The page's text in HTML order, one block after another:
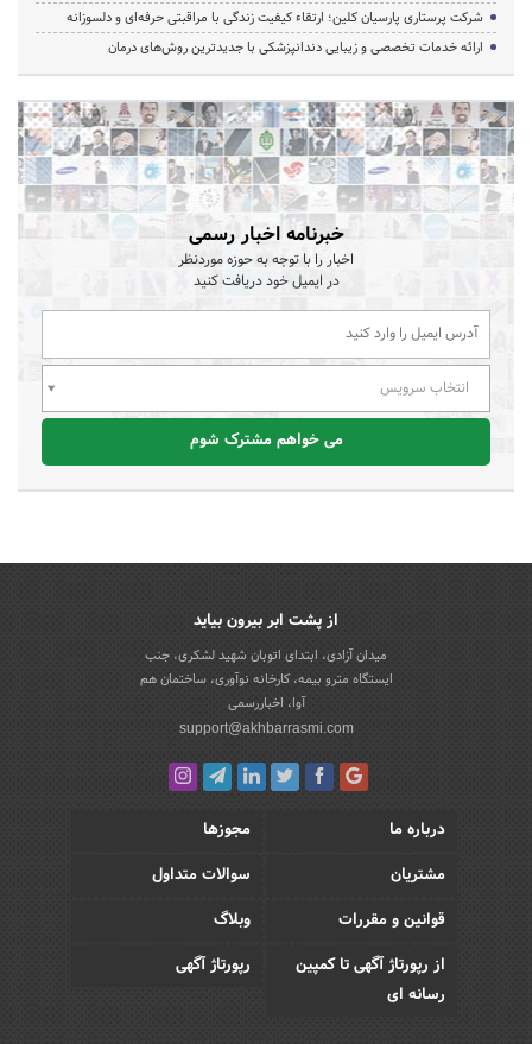
شرکت پرستاری پارسیان کلین؛ ارتقاء کیفیت زندگی با مراقبتی حرفه‌ای و دلسوزانه
ارائه خدمات تخصصی و زیبایی دندانپزشکی با جدیدترین روش‌های درمان
خبرنامه اخبار رسمی
اخبار را با توجه به حوزه موردنظر
در ایمیل خود دریافت کنید
انتخاب سرویس
می خواهم مشترک شوم
از پشت ابر بیرون بیاید
میدان آزادی، ابتدای اتوبان شهید لشکری، جنب
ایستگاه مترو بیمه، کارخانه نوآوری، ساختمان هم
آوا، اخباررسمی
support@akhbarrasmi.com
درباره ما
مجوزها
مشتریان
سوالات متداول
قوانین و مقررات
وبلاگ
از رپورتاژ آگهی تا کمپین
رسانه ای
رپورتاژ آگهی